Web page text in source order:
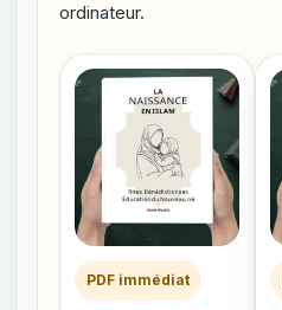
ordinateur.
PDF immédiat